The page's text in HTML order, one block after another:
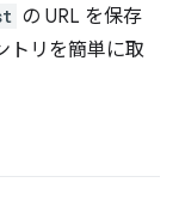
の URL を保存
トリを簡単に取